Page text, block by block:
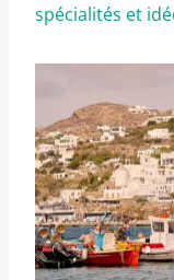
spécialités et